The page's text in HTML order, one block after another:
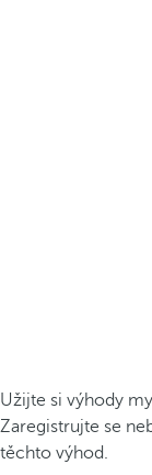
Užijte si výhody
Zaregistrujte se
těchto výhod.